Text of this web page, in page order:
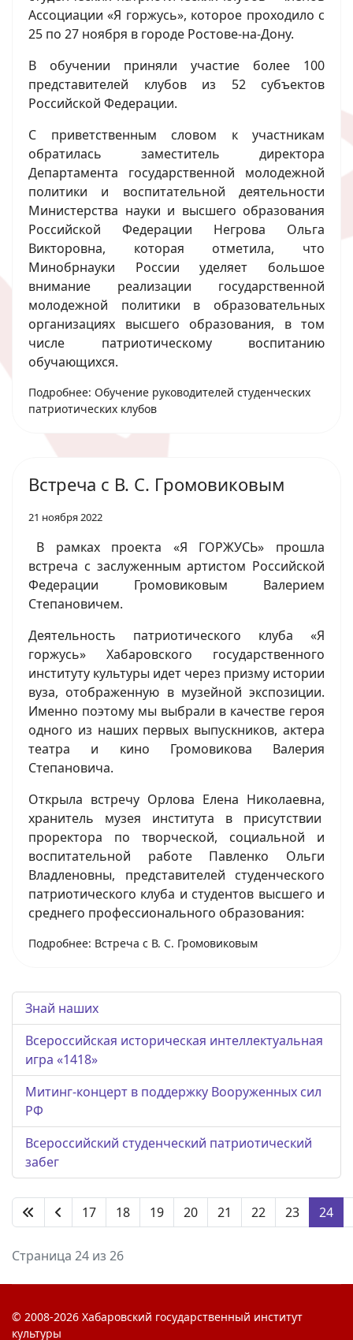
Ассоциации «Я горжусь», которое проходило с
25 по 27 ноября в городе Ростове-на-Дону.
В обучении приняли участие более 100
представителей клубов из 52 субъектов
Российской Федерации.
С приветственным словом к участникам
обратилась заместитель директора
Департамента государственной молодежной
политики и воспитательной деятельности
Министерства науки и высшего образования
Российской Федерации Негрова Ольга
Викторовна, которая отметила, что
Минобрнауки России уделяет большое
внимание реализации государственной
молодежной политики в образовательных
организациях высшего образования, в том
числе патриотическому воспитанию
обучающихся.
Подробнее: Обучение руководителей студенческих
патриотических клубов
Встреча с В. С. Громовиковым
21 ноября 2022
В рамках проекта «Я ГОРЖУСЬ» прошла
встреча с заслуженным артистом Российской
Федерации Громовиковым Валерием
Степановичем.
Деятельность патриотического клуба «Я
горжусь» Хабаровского государственного
институту культуры идет через призму истории
вуза, отображенную в музейной экспозиции.
Именно поэтому мы выбрали в качестве героя
одного из наших первых выпускников, актера
театра и кино Громовикова Валерия
Степановича.
Открыла встречу Орлова Елена Николаевна,
хранитель музея института в присутствии
проректора по творческой, социальной и
воспитательной работе Павленко Ольги
Владленовны, представителей студенческого
патриотического клуба и студентов высшего и
среднего профессионального образования:
Подробнее: Встреча с В. С. Громовиковым
Знай наших
Всероссийская историческая интеллектуальная
игра «1418»
Митинг-концерт в поддержку Вооруженных сил
РФ
Всероссийский студенческий патриотический
забег
17 18 19 20 21 22 23 24
Страница 24 из 26
© 2008-2026 Хабаровский государственный институт
культуры